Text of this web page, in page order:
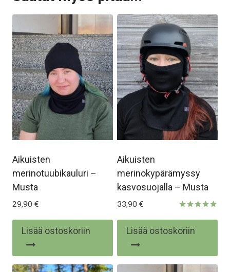
Aikuisten
merinotuubikauluri –
Musta
29,90 €
Lisää ostoskoriin
Aikuisten
merinokypärämyssy
kasvosuojalla – Musta
5.00
33,90 €
Lisää ostoskoriin